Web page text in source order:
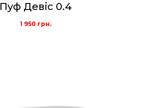
Пуф Девіс 0.4
1 950 грн.